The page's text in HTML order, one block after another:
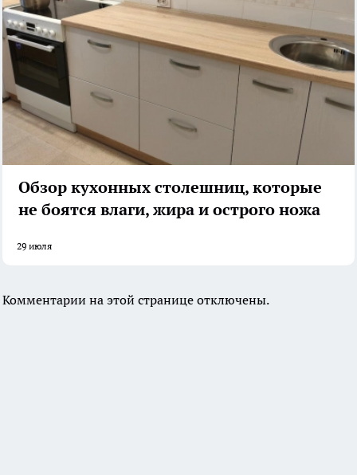
Обзор кухонных столешниц, которые
не боятся влаги, жира и острого ножа
29 июля
Комментарии на этой странице отключены.